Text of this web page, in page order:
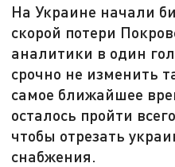
На Украине начали
скорой потери
аналитики в один
срочно не изменить
самое ближайшее
осталось пройти
чтобы отрезать
снабжения.